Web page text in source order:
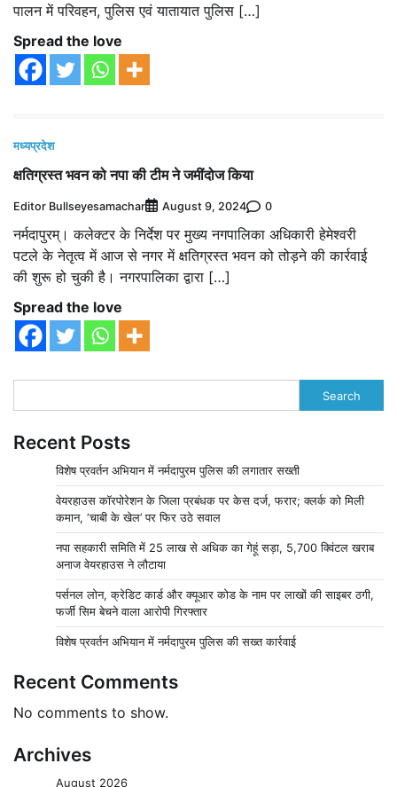
पालन में परिवहन, पुलिस एवं यातायात पुलिस […]
Spread the love
मध्यप्रदेश
क्षतिग्रस्त भवन को नपा की टीम ने जमींदोज किया
Editor Bullseyesamachar August 9, 2024 0
नर्मदापुरम्। कलेक्टर के निर्देश पर मुख्य नगपालिका अधिकारी हेमेश्वरी
पटले के नेतृत्व में आज से नगर में क्षतिग्रस्त भवन को तोड़ने की कार्रवाई
की शुरू हो चुकी है। नगरपालिका द्वारा […]
Spread the love
Search
Recent Posts
विशेष प्रवर्तन अभियान में नर्मदापुरम पुलिस की लगातार सख्ती
वेयरहाउस कॉरपोरेशन के जिला प्रबंधक पर केस दर्ज, फरार; क्लर्क को मिली
कमान, ‘चाबी के खेल’ पर फिर उठे सवाल
नपा सहकारी समिति में 25 लाख से अधिक का गेहूं सड़ा, 5,700 क्विंटल खराब
अनाज वेयरहाउस ने लौटाया
पर्सनल लोन, क्रेडिट कार्ड और क्यूआर कोड के नाम पर लाखों की साइबर ठगी,
फर्जी सिम बेचने वाला आरोपी गिरफ्तार
विशेष प्रवर्तन अभियान में नर्मदापुरम पुलिस की सख्त कार्रवाई
Recent Comments
No comments to show.
Archives
August 2026